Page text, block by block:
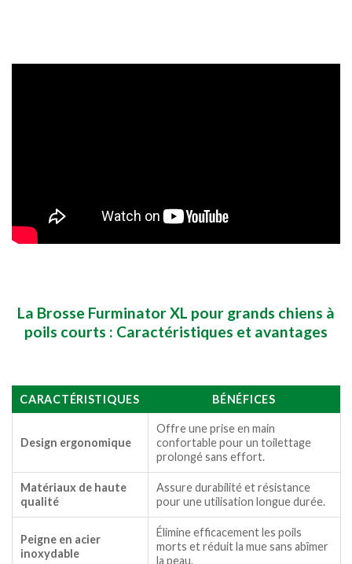
La Brosse Furminator XL pour grands chiens à
poils courts : Caractéristiques et avantages
CARACTÉRISTIQUES BÉNÉFICES
Design ergonomique
Offre une prise en main
confortable pour un toilettage
prolongé sans effort.
Matériaux de haute
qualité
Assure durabilité et résistance
pour une utilisation longue durée.
Peigne en acier
inoxydable
Élimine efficacement les poils
morts et réduit la mue sans abîmer
la peau.